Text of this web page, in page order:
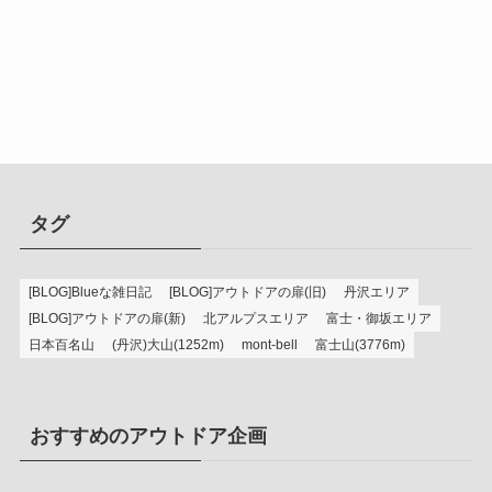
タグ
[BLOG]Blueな雑日記 [BLOG]アウトドアの扉(旧)
丹沢エリア
[BLOG]アウトドアの扉(新)
北アルプスエリア
富士・御坂エリア
日本百名山
(丹沢)大山(1252m) mont-bell 富士山(3776m)
おすすめのアウトドア企画